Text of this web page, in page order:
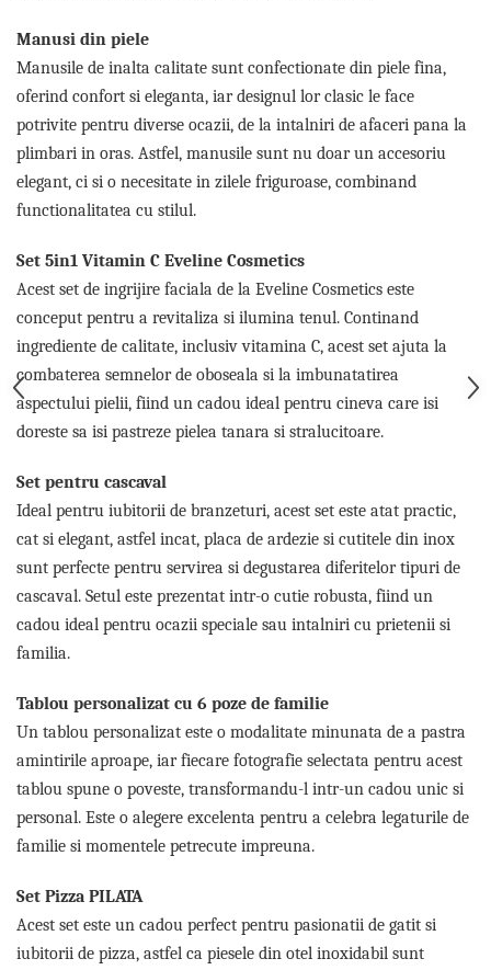
Cadouri GRAVIDE
Cadouri pentru sportivi
Cadouri Pensionare
Cadouri Colegi, sefi sau angajati
Cadouri pentru Doctori
Cadouri pentru Sfânta Maria
Martisoare
Manusi din piele
Manusile de inalta calitate sunt confectionate din piele fina,
oferind confort si eleganta, iar designul lor clasic le face
potrivite pentru diverse ocazii, de la intalniri de afaceri pana la
plimbari in oras. Astfel, manusile sunt nu doar un accesoriu
elegant, ci si o necesitate in zilele friguroase, combinand
functionalitatea cu stilul.
Set 5in1 Vitamin C Eveline Cosmetics
Acest set de ingrijire faciala de la Eveline Cosmetics este
conceput pentru a revitaliza si ilumina tenul. Continand
ingrediente de calitate, inclusiv vitamina C, acest set ajuta la
combaterea semnelor de oboseala si la imbunatatirea
aspectului pielii, fiind un cadou ideal pentru cineva care isi
doreste sa isi pastreze pielea tanara si stralucitoare.
Set pentru cascaval
Ideal pentru iubitorii de branzeturi, acest set este atat practic,
cat si elegant, astfel incat, placa de ardezie si cutitele din inox
sunt perfecte pentru servirea si degustarea diferitelor tipuri de
cascaval. Setul este prezentat intr-o cutie robusta, fiind un
cadou ideal pentru ocazii speciale sau intalniri cu prietenii si
familia.
Tablou personalizat cu 6 poze de familie
Un tablou personalizat este o modalitate minunata de a pastra
amintirile aproape, iar fiecare fotografie selectata pentru acest
tablou spune o poveste, transformandu-l intr-un cadou unic si
personal. Este o alegere excelenta pentru a celebra legaturile de
familie si momentele petrecute impreuna.
Set Pizza PILATA
Acest set este un cadou perfect pentru pasionatii de gatit si
iubitorii de pizza, astfel ca piesele din otel inoxidabil sunt